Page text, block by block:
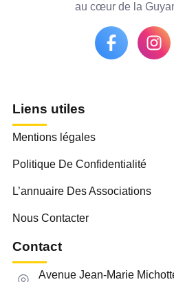
au cœur de la
Liens utiles
Mentions légales
Politique De Confidentialité
L’annuaire Des Associations
Nous Contacter
Contact
Avenue Jean-Marie